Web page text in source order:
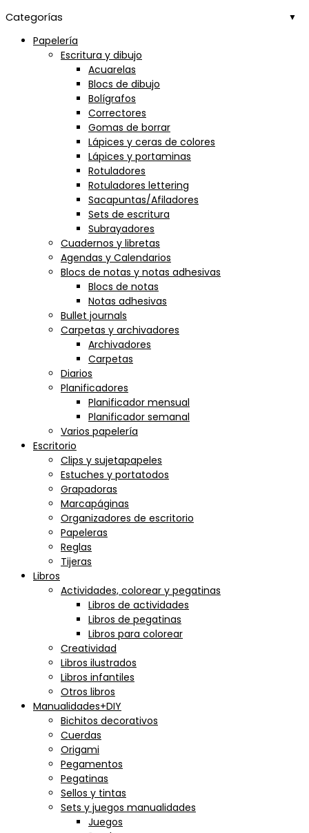
Categorías
Papelería
Escritura y dibujo
Acuarelas
Blocs de dibujo
Bolígrafos
Correctores
Gomas de borrar
Lápices y ceras de colores
Lápices y portaminas
Rotuladores
Rotuladores lettering
Sacapuntas/Afiladores
Sets de escritura
Subrayadores
Cuadernos y libretas
Agendas y Calendarios
Blocs de notas y notas adhesivas
Blocs de notas
Notas adhesivas
Bullet journals
Carpetas y archivadores
Archivadores
Carpetas
Diarios
Planificadores
Planificador mensual
Planificador semanal
Varios papelería
Escritorio
Clips y sujetapapeles
Estuches y portatodos
Grapadoras
Marcapáginas
Organizadores de escritorio
Papeleras
Reglas
Tijeras
Libros
Actividades, colorear y pegatinas
Libros de actividades
Libros de pegatinas
Libros para colorear
Creatividad
Libros ilustrados
Libros infantiles
Otros libros
Manualidades+DIY
Bichitos decorativos
Cuerdas
Origami
Pegamentos
Pegatinas
Sellos y tintas
Sets y juegos manualidades
Juegos